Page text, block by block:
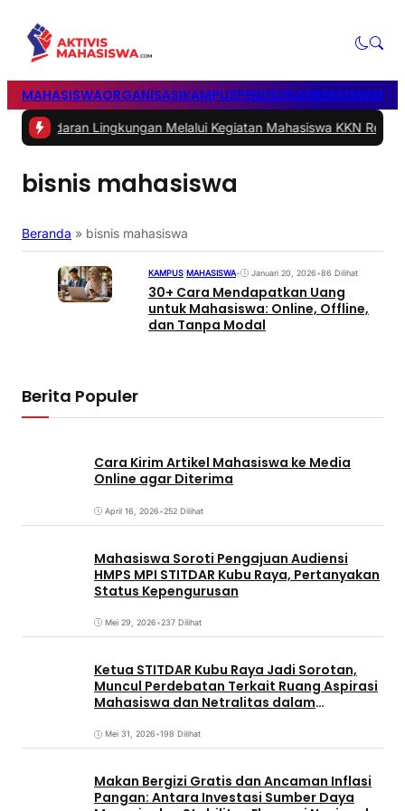
MAHASISWAORGANISASIKAMPUSPENDIDIKANBEASISWA
Lingkungan Melalui Kegiatan Mahasiswa KKN Reguler UNP
bisnis mahasiswa
Beranda » bisnis mahasiswa
KAMPUS MAHASISWA• Januari 20, 2026•86 Dilihat
30+ Cara Mendapatkan Uang
untuk Mahasiswa: Online, Offline,
dan Tanpa Modal
Berita Populer
Cara Kirim Artikel Mahasiswa ke Media
Online agar Diterima
April 16, 2026•252 Dilihat
Mahasiswa Soroti Pengajuan Audiensi
HMPS MPI STITDAR Kubu Raya, Pertanyakan
Status Kepengurusan
Mei 29, 2026•237 Dilihat
Ketua STITDAR Kubu Raya Jadi Sorotan,
Muncul Perdebatan Terkait Ruang Aspirasi
Mahasiswa dan Netralitas dalam
Mei 31, 2026•198 Dilihat
Makan Bergizi Gratis dan Ancaman Inflasi
Pangan: Antara Investasi Sumber Daya